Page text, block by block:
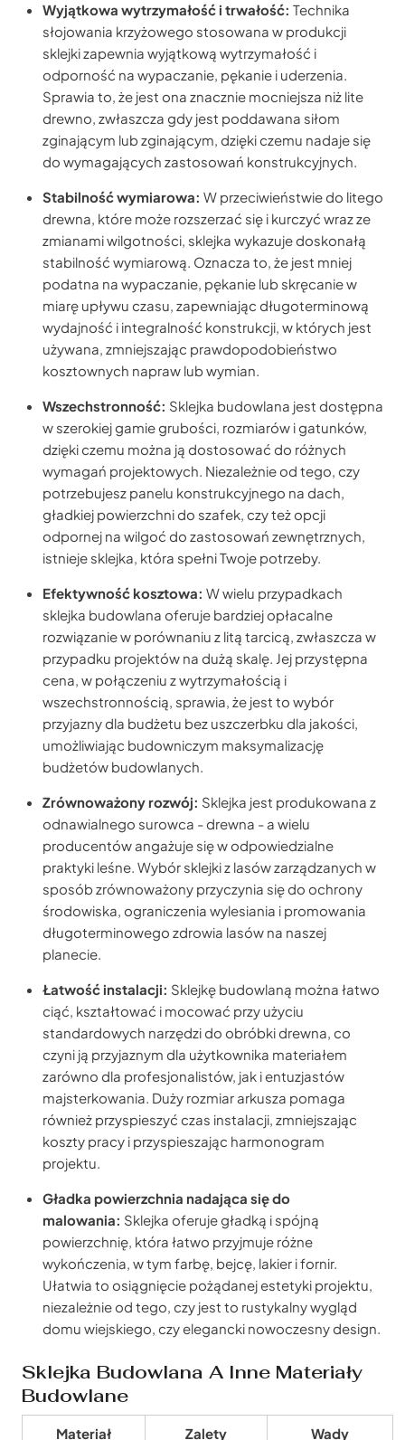
Wyjątkowa wytrzymałość i trwałość: Technika
słojowania krzyżowego stosowana w produkcji
sklejki zapewnia wyjątkową wytrzymałość i
odporność na wypaczanie, pękanie i uderzenia.
Sprawia to, że jest ona znacznie mocniejsza niż lite
drewno, zwłaszcza gdy jest poddawana siłom
zginającym lub zginającym, dzięki czemu nadaje się
do wymagających zastosowań konstrukcyjnych.
Stabilność wymiarowa: W przeciwieństwie do litego
drewna, które może rozszerzać się i kurczyć wraz ze
zmianami wilgotności, sklejka wykazuje doskonałą
stabilność wymiarową. Oznacza to, że jest mniej
podatna na wypaczanie, pękanie lub skręcanie w
miarę upływu czasu, zapewniając długoterminową
wydajność i integralność konstrukcji, w których jest
używana, zmniejszając prawdopodobieństwo
kosztownych napraw lub wymian.
Wszechstronność: Sklejka budowlana jest dostępna
w szerokiej gamie grubości, rozmiarów i gatunków,
dzięki czemu można ją dostosować do różnych
wymagań projektowych. Niezależnie od tego, czy
potrzebujesz panelu konstrukcyjnego na dach,
gładkiej powierzchni do szafek, czy też opcji
odpornej na wilgoć do zastosowań zewnętrznych,
istnieje sklejka, która spełni Twoje potrzeby.
Efektywność kosztowa: W wielu przypadkach
sklejka budowlana oferuje bardziej opłacalne
rozwiązanie w porównaniu z litą tarcicą, zwłaszcza w
przypadku projektów na dużą skalę. Jej przystępna
cena, w połączeniu z wytrzymałością i
wszechstronnością, sprawia, że jest to wybór
przyjazny dla budżetu bez uszczerbku dla jakości,
umożliwiając budowniczym maksymalizację
budżetów budowlanych.
Zrównoważony rozwój: Sklejka jest produkowana z
odnawialnego surowca - drewna - a wielu
producentów angażuje się w odpowiedzialne
praktyki leśne. Wybór sklejki z lasów zarządzanych w
sposób zrównoważony przyczynia się do ochrony
środowiska, ograniczenia wylesiania i promowania
długoterminowego zdrowia lasów na naszej
planecie.
Łatwość instalacji: Sklejkę budowlaną można łatwo
ciąć, kształtować i mocować przy użyciu
standardowych narzędzi do obróbki drewna, co
czyni ją przyjaznym dla użytkownika materiałem
zarówno dla profesjonalistów, jak i entuzjastów
majsterkowania. Duży rozmiar arkusza pomaga
również przyspieszyć czas instalacji, zmniejszając
koszty pracy i przyspieszając harmonogram
projektu.
Gładka powierzchnia nadająca się do
malowania: Sklejka oferuje gładką i spójną
powierzchnię, która łatwo przyjmuje różne
wykończenia, w tym farbę, bejcę, lakier i fornir.
Ułatwia to osiągnięcie pożądanej estetyki projektu,
niezależnie od tego, czy jest to rustykalny wygląd
domu wiejskiego, czy elegancki nowoczesny design.
Sklejka Budowlana A Inne Materiały
Budowlane
Materiał Zalety Wady